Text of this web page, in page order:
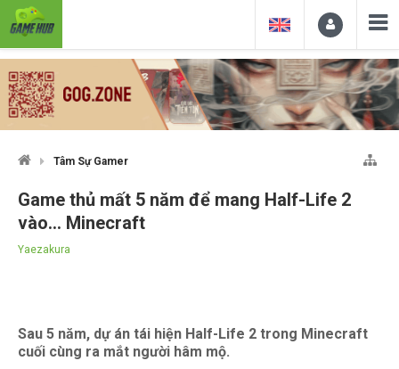
Tâm Sự Gamer
Game thủ mất 5 năm để mang Half-Life 2
vào... Minecraft
Yaezakura
Sau 5 năm, dự án tái hiện Half-Life 2 trong Minecraft
cuối cùng ra mắt người hâm mộ.